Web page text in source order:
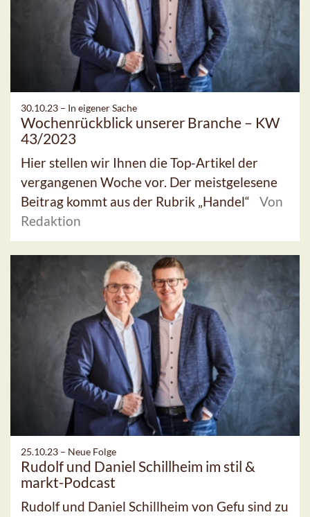
30.10.23 – In eigener Sache
Wochenrückblick unserer Branche – KW
43/2023
Hier stellen wir Ihnen die Top-Artikel der
vergangenen Woche vor. Der meistgelesene
Beitrag kommt aus der Rubrik „Handel“
Von
Redaktion
25.10.23 – Neue Folge
Rudolf und Daniel Schillheim im stil &
markt-Podcast
Rudolf und Daniel Schillheim von Gefu sind zu